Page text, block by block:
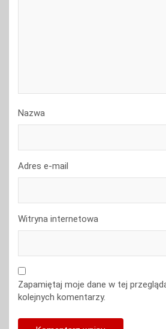
Nazwa
Adres e-mail
Witryna internetowa
Zapamiętaj moje dane w tej
kolejnych komentarzy.